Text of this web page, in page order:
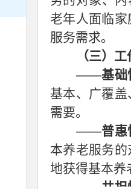
老年人面临
服务需求。
（三）
——基础
基本、广覆
需要。
——普惠
本养老服务
地获得基本养